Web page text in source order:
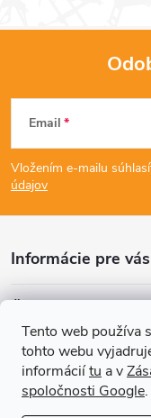
Tento web používa
tohto webu
informáciítu a v
spoločnosti Google.
Z
á
p
ä
t
Email
Vložením e-mailu
údajov
Informácie pre vás
Prijímame online